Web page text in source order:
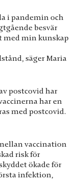
i pandemin och
besvär
med min kunskap
säger Maria
postcovid har
har en
med postcovid.
vaccination
risk för
ökade för
infektion,